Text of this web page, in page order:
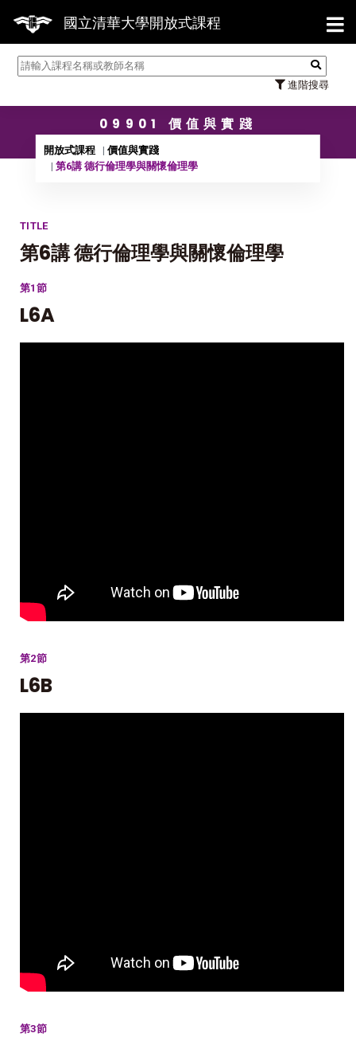
國立清華大學開放式課程
進階搜尋
【7/
09901 價值與實踐
開放式課程
價值與實踐
第6講 德行倫理學與關懷倫理學
TITLE
第6講 德行倫理學與關懷倫理學
第1節
L6A
第2節
L6B
第3節